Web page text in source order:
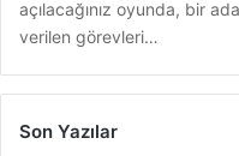
açılacağınız oyunda, bir
verilen görevleri…
Son Yazılar